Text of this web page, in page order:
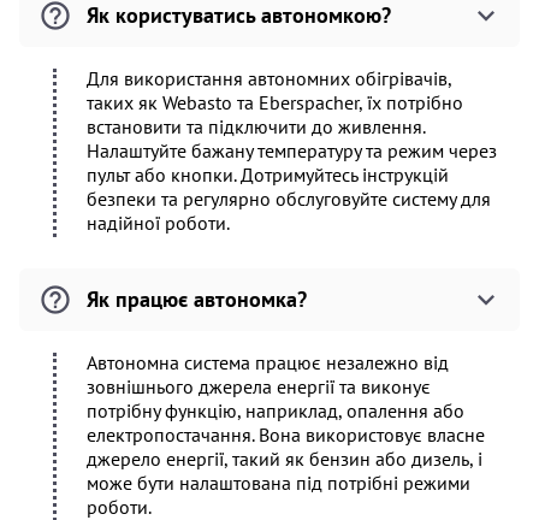
Як користуватись автономкою?
Для використання автономних обігрівачів,
таких як Webasto та Eberspacher, їх потрібно
встановити та підключити до живлення.
Налаштуйте бажану температуру та режим через
пульт або кнопки. Дотримуйтесь інструкцій
безпеки та регулярно обслуговуйте систему для
надійної роботи.
Як працює автономка?
Автономна система працює незалежно від
зовнішнього джерела енергії та виконує
потрібну функцію, наприклад, опалення або
електропостачання. Вона використовує власне
джерело енергії, такий як бензин або дизель, і
може бути налаштована під потрібні режими
роботи.